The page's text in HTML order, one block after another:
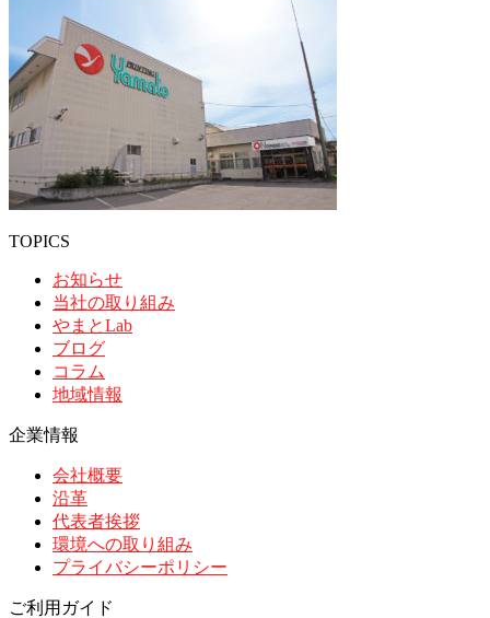
TOPICS
お知らせ
当社の取り組み
やまとLab
ブログ
コラム
地域情報
企業情報
会社概要
沿革
代表者挨拶
環境への取り組み
プライバシーポリシー
ご利用ガイド